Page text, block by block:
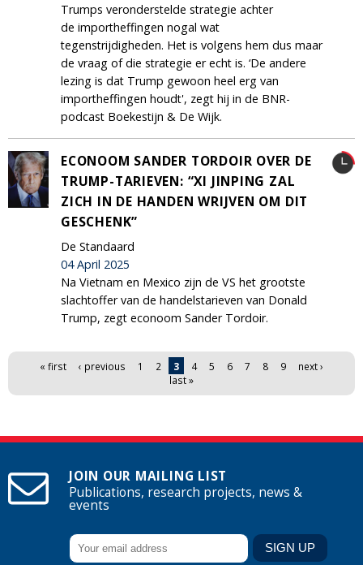
Trumps veronderstelde strategie achter
de importheffingen nogal wat
tegenstrijdigheden. Het is volgens hem dus maar
de vraag of die strategie er echt is. ‘De andere
lezing is dat Trump gewoon heel erg van
importheffingen houdt', zegt hij in de BNR-
podcast Boekestijn & De Wijk.
ECONOOM SANDER TORDOIR OVER DE
TRUMP-TARIEVEN: “XI JINPING ZAL
ZICH IN DE HANDEN WRIJVEN OM DIT
GESCHENK”
De Standaard
04 April 2025
Na Vietnam en Mexico zijn de VS het grootste
slachtoffer van de handelstarieven van Donald
Trump, zegt econoom Sander Tordoir.
Pages« first ‹ previous 1 2 3 4 5 6 7 8 9
next ›
last »
JOIN OUR MAILING LIST
Publications, research projects, news &
events